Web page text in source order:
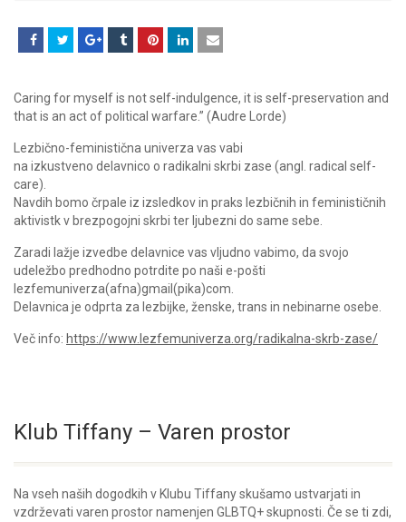
Caring for myself is not self-indulgence, it is self-preservation and
that is an act of political warfare.” (Audre Lorde)
Lezbično-feministična univerza vas vabi
na izkustveno delavnico o radikalni skrbi zase (angl. radical self-
care).
Navdih bomo črpale iz izsledkov in praks lezbičnih in feminističnih
aktivistk v brezpogojni skrbi ter ljubezni do same sebe.
Zaradi lažje izvedbe delavnice vas vljudno vabimo, da svojo
udeležbo predhodno potrdite po naši e-pošti
lezfemuniverza(afna)gmail(pika)com.
Delavnica je odprta za lezbijke, ženske, trans in nebinarne osebe.
Več info: https://www.lezfemuniverza.org/radikalna-skrb-zase/
Klub Tiffany – Varen prostor
Na vseh naših dogodkih v Klubu Tiffany skušamo ustvarjati in
vzdrževati varen prostor namenjen GLBTQ+ skupnosti. Če se ti zdi,